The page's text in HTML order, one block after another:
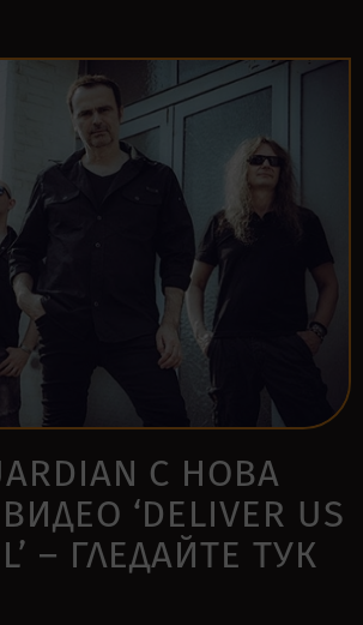
С НОВА
‘DELIVER US
– ГЛЕДАЙТЕ ТУК